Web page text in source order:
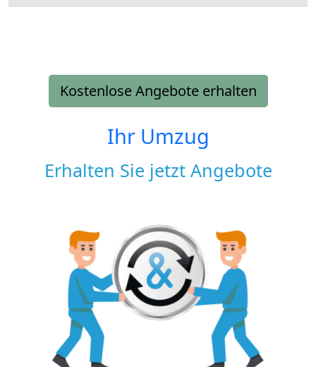
Kostenlose Angebote erhalten
Ihr Umzug
Erhalten Sie jetzt Angebote